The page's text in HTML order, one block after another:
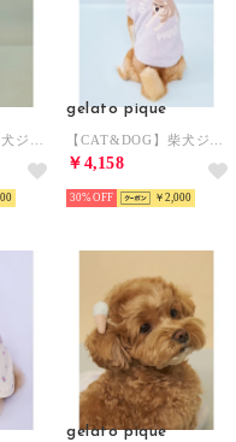
gelato pique
￥4,158
30% ￥2,000
gelato pique